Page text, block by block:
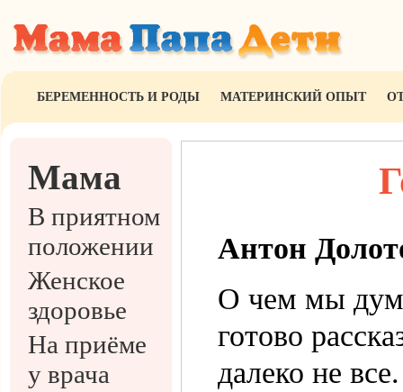
БЕРЕМЕННОСТЬ И РОДЫ МАТЕРИНСКИЙ ОПЫТ
Мама
В приятном
положении
Женское
здоровье
На приёме
у врача
Антон
О чем мы
готово
далеко не